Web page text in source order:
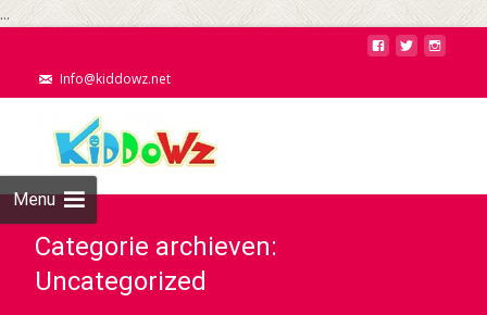
...
Info@kiddowz.net
Menu
Categorie archieven:
Uncategorized